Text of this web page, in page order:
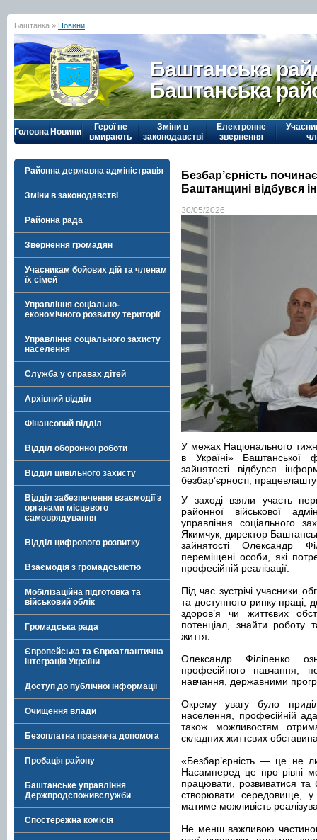
Баштанка » Новини
Баштанська
Баштанська
Головна Новини
Герої не
вмирають
Зміни в
законодавстві
Електронне
звернення
Районна державна адміністрація
Зміни в законодавстві
Районна рада
Звернення громадян
Учасникам бойових дій та членам
їх сімей
Управління соціально-
економічного розвитку території
Управління соціального захисту
населення
Служба у справах дітей
Архівний відділ
Фінансовий відділ
Відділ оборонної роботи
Відділ цивільного захисту
Відділ забезпечення взаємодії з
органами місцевого
самоврядування
Відділ цифрового розвитку
Взаємодія з громадськістю
Мобілізаційна підготовка та
військовий облік
Громадська рада
Європейська та Євроатлантична
інтеграція України
Доступ до публічної інформації
Очищення влади
Безоплатна правнича допомога
Пробація району
Баштанське управління
Держпродспоживслужби
Спостережна комісія
Безбар’єрність
Баштанщині відбувся
30/05/2026
У межах Національного
в Україні» Баштанської
зайнятості відбувся
безбар’єрності,
У заході взяли участь
районної військової
управління соціального
Якимчук, директор
зайнятості Олександр
переміщені особи, які
професійній реалізації.
Під час зустрічі учасники
та доступного ринку праці,
здоров’я чи життєвих
потенціал, знайти роботу
життя.
Олександр Філіпенко
професійного навчання,
навчання, державними
Окрему увагу було
населення, професійній
також можливостям
складних життєвих
«Безбар’єрність — це не
Насамперед це про рівні
працювати, розвиватися
створювати середовище, у
матиме можливість
Не менш важливою частиною